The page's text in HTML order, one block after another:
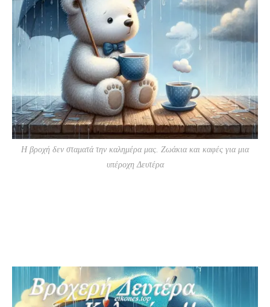
Η βροχή δεν σταματά την καλημέρα μας. Ζωάκια και καφές για μια
υπέροχη Δευτέρα